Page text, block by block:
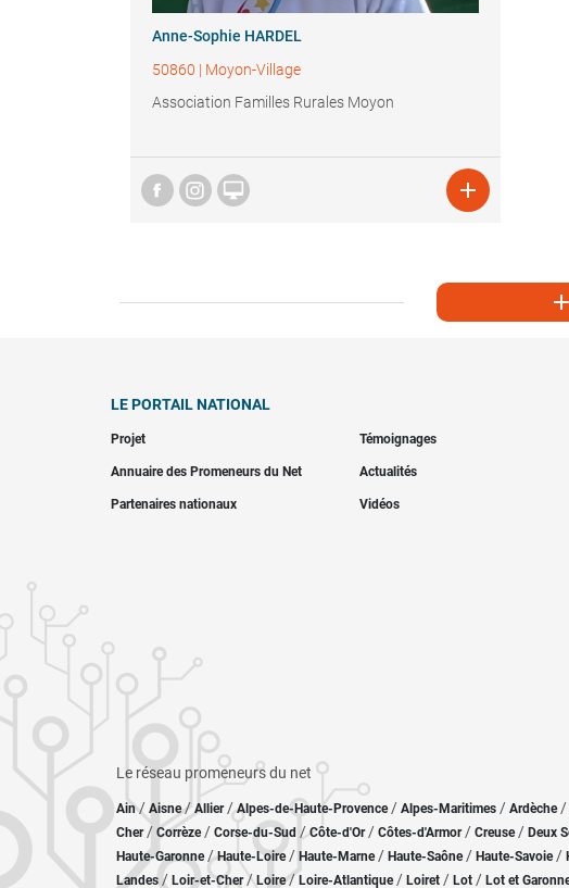
Anne-Sophie HARDEL
50860 | Moyon-Village
Association Familles Rurales Moyon
 

LE PORTAIL NATIONAL
Projet Témoignages
Annuaire des Promeneurs du Net Actualités
Partenaires nationaux Vidéos
Le réseau promeneurs du net
Ain/ Aisne/Allier/ Alpes-de-Haute-Provence / Alpes-Maritimes / Ardèche/
Cher / Corrèze/ Corse-du-Sud /Côte-d'Or / Côtes-d'Armor/ Creuse/ Deux
Haute-Garonne/Haute-Loire/ Haute-Marne/ Haute-Saône/ Haute-Savoie/
Landes / Loir-et-Cher/ Loire/ Loire-Atlantique/ Loiret / Lot / Lot et